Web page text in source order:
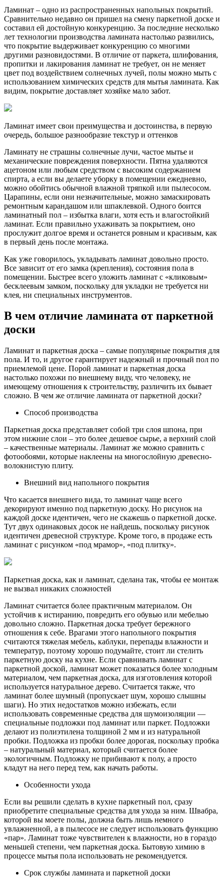
Ламинат – одно из распространенных напольных покрытий.
Сравнительно недавно он пришел на смену паркетной доске и
составил ей достойную конкуренцию. За последние несколько
лет технологии производства ламината настолько развились,
что покрытие выдерживает конкуренцию со многими
другими разновидостями. В отличие от паркета, шлифования,
пропитки и лакирования ламинат не требует, он не меняет
цвет под воздействием солнечных лучей, полы можно мыть с
использованием химических средств для мытья ламината. Как
видим, покрытие доставляет хозяйке мало забот.
Ламинат имеет свои преимущества и достоинства, в первую
очередь, большое разнообразие текстур и оттенков
Ламинату не страшны солнечные лучи, частое мытье и
механические повреждения поверхности. Пятна удаляются
ацетоном или любым средством с высоким содержанием
спирта, а если вы делаете уборку в помещении ежедневно,
можно обойтись обычной влажной тряпкой или пылесосом.
Царапины, если они незначительные, можно замаскировать
ремонтным карандашом или шпаклевкой. Одного боится
ламинатный пол – избытка влаги, хотя есть и влагостойкий
ламинат. Если правильно ухаживать за покрытием, оно
прослужит долгое время и останется ровным и красивым, как
в первый день после монтажа.
Как уже говорилось, укладывать ламинат довольно просто.
Все зависит от его замка (крепления), состояния пола в
помещении. Быстрее всего уложить ламинат с «кликовым»
бесклеевым замком, поскольку для укладки не требуется ни
клея, ни специальных инструментов.
В чем отличие ламината от паркетной
доски
Ламинат и паркетная доска – самые популярные покрытия для
пола. И то, и другое гарантирует надежный и прочный пол по
приемлемой цене. Порой ламинат и паркетная доска
настолько похожи по внешнему виду, что человеку, не
имеющему отношения к строительству, различить их бывает
сложно. В чем же отличие ламината от паркетной доски?
Способ производства
Паркетная доска представляет собой три слоя шпона, при
этом нижние слои – это более дешевое сырье, а верхний слой
– качественные материалы. Ламинат же можно сравнить с
фотообоями, которые наклеены на многослойную древесно-
волокнистую плиту.
Внешний вид напольного покрытия
Что касается внешнего вида, то ламинат чаще всего
декорируют именно под паркетную доску. Но рисунок на
каждой доске идентичен, чего не скажешь о паркетной доске.
Тут двух одинаковых досок не найдешь, поскольку рисунок
идентичен древесной структуре. Кроме того, в продаже есть
ламинат с рисунком «под мрамор», «под плитку».
Паркетная доска, как и ламинат, сделана так, чтобы ее монтаж
не вызвал никаких сложностей
Ламинат считается более практичным материалом. Он
устойчив к истиранию, повредить его обувью или мебелью
довольно сложно. Паркетная доска требует бережного
отношения к себе. Врагами этого напольного покрытия
считаются тяжелая мебель, каблуки, перепады влажности и
температур, поэтому хорошо подумайте, стоит ли стелить
паркетную доску на кухне. Если сравнивать ламинат с
паркетной доской, ламинат может показаться более холодным
материалом, чем паркетная доска, для изготовления которой
используется натуральное дерево. Считается также, что
ламинат более шумный (пропускает шум, хорошо слышны
шаги). Но этих недостатков можно избежать, если
использовать современные средства для шумоизоляции —
специальные подложки под ламинат или паркет. Подложки
делают из полиэтилена толщиной 2 мм и из натуральной
пробки. Подложка из пробки более дорогая, поскольку пробка
– натуральный материал, который считается более
экологичным. Подложку не прибивают к полу, а просто
кладут на него перед тем, как начать работы.
Особенности ухода
Если вы решили сделать в кухне паркетный пол, сразу
приобретите специальные средства для ухода за ним. Швабра,
которой вы моете полы, должна быть лишь немного
увлажненной, а в пылесосе не следует использовать функцию
«пар». Ламинат тоже чувствителен к влажности, но в гораздо
меньшей степени, чем паркетная доска. Бытовую химию в
процессе мытья пола использовать не рекомендуется.
Срок службы ламината и паркетной доски